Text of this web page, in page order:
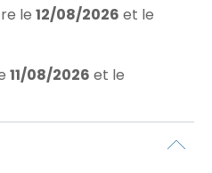
le 12/08/2026 et le
11/08/2026 et le